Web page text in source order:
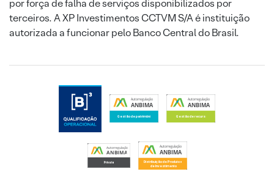
por força de falha de serviços disponibilizados por
terceiros. A XP Investimentos CCTVM S/A é instituição
autorizada a funcionar pelo Banco Central do Brasil.